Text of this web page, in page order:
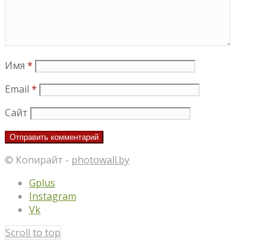
Имя *
Email *
Сайт
© Копирайт - photowall.by
Gplus
Instagram
Vk
Scroll to top